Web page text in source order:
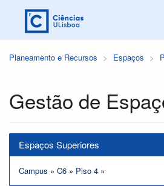
Planeamento e Recursos Espaços
Gestão de
Espaços Superiores
Campus » C6 » Piso 4 »